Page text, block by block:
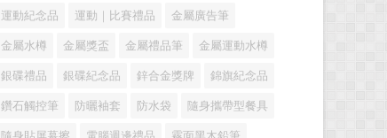
運動紀念品 運動｜比賽禮品 金屬廣告筆
金屬水樽 金屬獎盃 金屬禮品筆 金屬運動水樽
銀碟禮品 銀碟紀念品 鋅合金獎牌 錦旗紀念品
鑽石觸控筆 防曬袖套 防水袋 隨身攜帶型餐具